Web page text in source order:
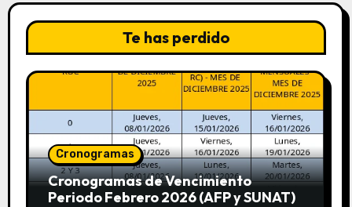
Te has perdido
Cronogramas
Cronogramas de Vencimiento
Periodo Febrero 2026 (AFP y SUNAT)